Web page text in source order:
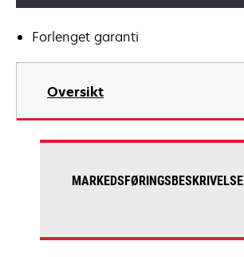
Forlenget garanti
Oversikt
MARKEDSFØRINGSBESKRIVELSE